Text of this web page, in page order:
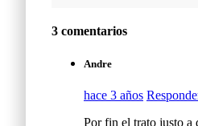
3 comentarios
Andre
hace 3 años
Por fin el trato justo a